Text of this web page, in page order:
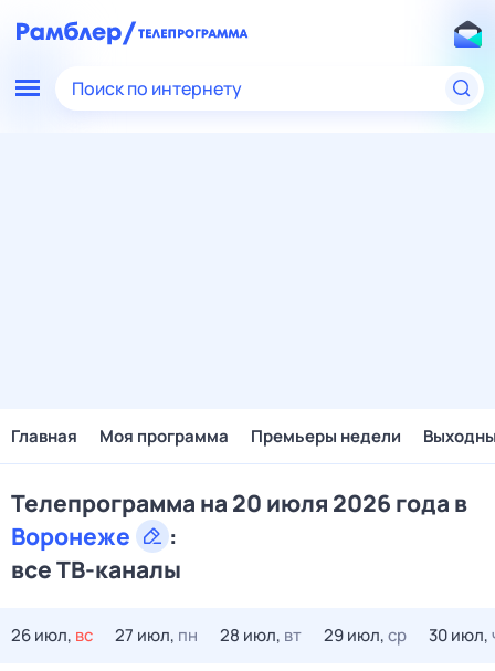
Поиск по интернету
Главная Моя программа Премьеры недели
Телепрограмма на 20 июля 2026 года в
Воронеже
:
все ТВ-каналы
26 июл, вс 27 июл, пн 28 июл, вт 29 июл,ср 30 июл,